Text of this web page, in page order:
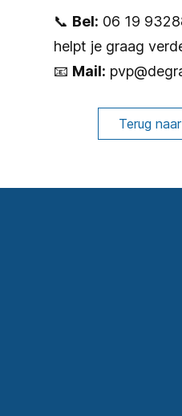
📞 Bel: 06 19
helpt je graag
📧 Mail:
Terug